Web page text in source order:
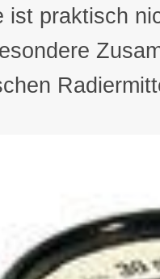
ist praktisch